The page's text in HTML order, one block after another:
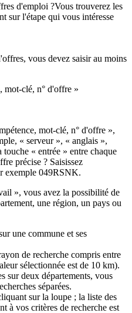
d'emploi ?Vous trouverez les
sur l'étape qui vous intéresse
vous devez saisir au moins
mot-clé, n° d'offre »
mot-clé, n° d'offre »,
« serveur », « anglais »,
touche « entrée » entre chaque
précise ? Saisissez
exemple 049RSNK.
», vous avez la possibilité de
une région, un pays ou
une commune et ses
de recherche compris entre
sélectionnée est de 10 km).
sur deux départements, vous
séparées.
sur la loupe ; la liste des
à vos critères de recherche est